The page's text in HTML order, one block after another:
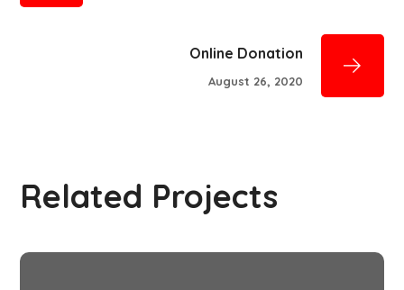
Online Donation
August 26, 2020
Related Projects